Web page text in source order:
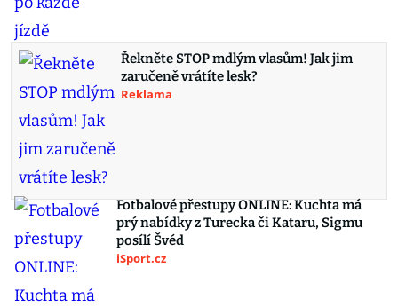
Řekněte STOP mdlým vlasům! Jak jim
zaručeně vrátíte lesk?
Reklama
Fotbalové přestupy ONLINE: Kuchta má
prý nabídky z Turecka či Kataru, Sigmu
posílí Švéd
iSport.cz